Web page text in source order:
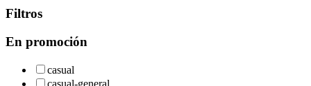
Filtros
En promoción
casual
casual-general